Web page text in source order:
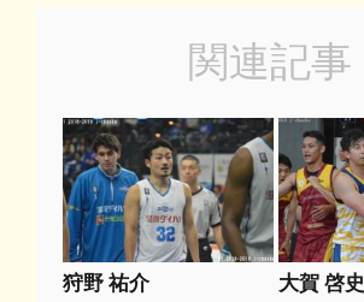
関連記事
狩野 祐介 大賀 啓史